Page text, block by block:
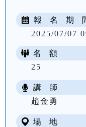
報 名 期
2025/07/07
名 額
25
講 師
趙金勇
場 地